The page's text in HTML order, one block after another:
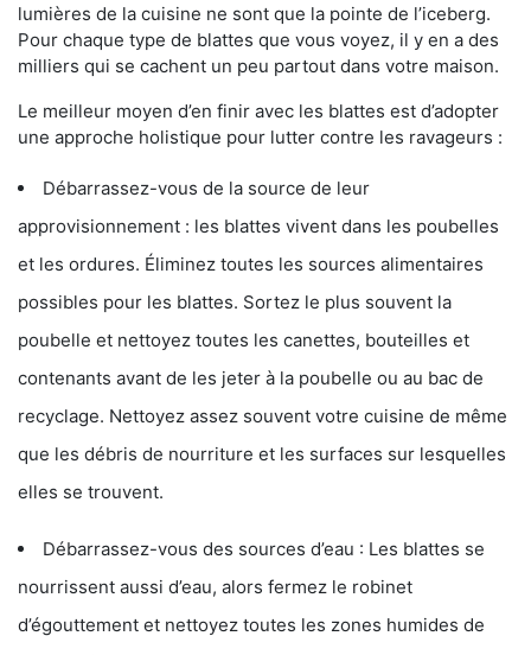
lumières de la cuisine ne sont que la pointe de l’iceberg.
Pour chaque type de blattes que vous voyez, il y en a des
milliers qui se cachent un peu partout dans votre maison.
Le meilleur moyen d’en finir avec les blattes est d’adopter
une approche holistique pour lutter contre les ravageurs :
Débarrassez-vous de la source de leur
approvisionnement : les blattes vivent dans les poubelles
et les ordures. Éliminez toutes les sources alimentaires
possibles pour les blattes. Sortez le plus souvent la
poubelle et nettoyez toutes les canettes, bouteilles et
contenants avant de les jeter à la poubelle ou au bac de
recyclage. Nettoyez assez souvent votre cuisine de même
que les débris de nourriture et les surfaces sur lesquelles
elles se trouvent.
Débarrassez-vous des sources d’eau : Les blattes se
nourrissent aussi d’eau, alors fermez le robinet
d’égouttement et nettoyez toutes les zones humides de